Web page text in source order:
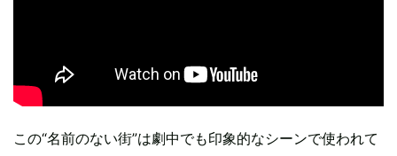
この“名前のない街”は劇中でも印象的なシーンで使われて